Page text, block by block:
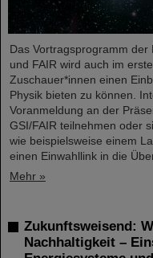
Das Vortragsprogramm der
und FAIR wird auch im
Zuschauer*innen einen
Physik bieten zu können.
Voranmeldung an der
GSI/FAIR teilnehmen oder
wie beispielsweise einem
einen Einwahllink in die
Mehr »
Zukunftsweisend:
Nachhaltigkeit –